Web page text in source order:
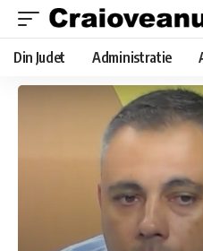
Din Judet Administratie